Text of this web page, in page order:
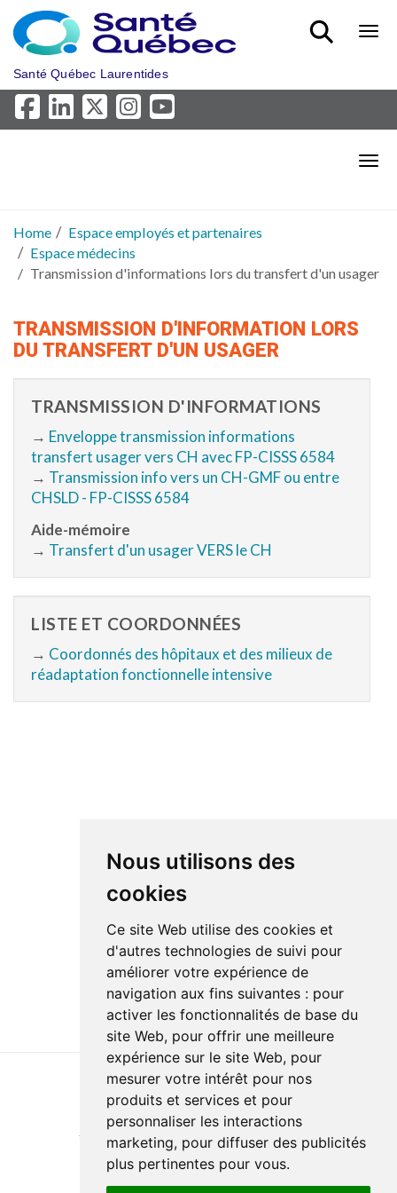
Nous utilisons des
cookies
Ce site Web utilise des cookies et
d'autres technologies de suivi pour
améliorer votre expérience de
navigation aux fins suivantes : pour
activer les fonctionnalités de base du
site Web, pour offrir une meilleure
expérience sur le site Web, pour
mesurer votre intérêt pour nos
produits et services et pour
personnaliser les interactions
marketing, pour diffuser des publicités
plus pertinentes pour vous.
Skip to main content
Santé Québec Laurentides
Home
Espace employés et partenaires
Espace médecins
Transmission d'informations lors du transfert d'un usager
TRANSMISSION D'INFORMATION LORS
DU TRANSFERT D'UN USAGER
TRANSMISSION D'INFORMATIONS
→ Enveloppe transmission informations
transfert usager vers CH avec FP-CISSS 6584
→ Transmission info vers un CH-GMF ou entre
CHSLD - FP-CISSS 6584
Aide-mémoire
→ Transfert d'un usager VERS le CH
LISTE ET COORDONNÉES
→ Coordonnés des hôpitaux et des milieux de
réadaptation fonctionnelle intensive
Last update : 5 August 2024
Accessibility
Website development